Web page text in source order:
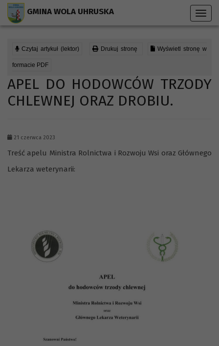
GMINA WOLA UHRUSKA
Czytaj artykuł (lektor) Drukuj stronę Wyświetl stronę w
formacie PDF
APEL DO HODOWCÓW TRZODY
CHLEWNEJ ORAZ DROBIU.
21 czerwca 2023
Treść apelu Ministra Rolnictwa i Rozwoju Wsi oraz Głównego
Lekarza weterynarii: